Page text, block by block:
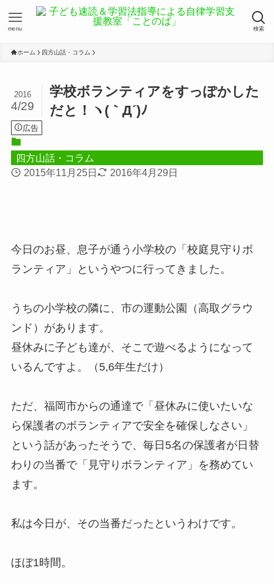
検索
menu
ホーム 四方山話・コラム
学校ボランティアをすっぽかした
だと！ヽ(｀Д´)ﾉ
2016
4/29
広告
四方山話・コラム
2015年11月25日
2016年4月29日
今日のお昼、息子が通う小学校の「校庭見守りボ
ランティア」というやつに行ってきました。
うちの小学校の隣に、市の運動公園（高取グラウ
ンド）があります。
昼休みに子ども達が、そこで遊べるようになって
いるんですよ。（5,6年生だけ）
ただ、福岡市からの通達で「昼休みに使いたいな
ら保護者のボランティアで安全を確保しなさい」
という話があったそうで、毎日5名の保護者が日替
わりの当番で「見守りボランティア」を務めてい
ます。
私は今日が、その当番だったというわけです。
ほぼ1時間。